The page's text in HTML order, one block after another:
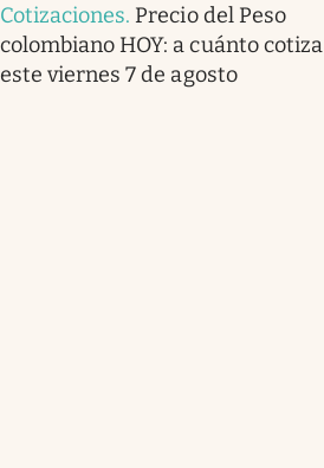
Cotizaciones. Precio del Peso
colombiano HOY: a cuánto cotiza
este viernes 7 de agosto